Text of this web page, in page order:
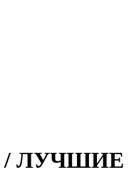
/ ЛУЧШИЕ